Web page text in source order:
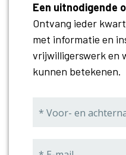
Een uitnodigende
Ontvang ieder
met informatie en
vrijwilligerswerk en
kunnen betekenen.
​​​Die
bredere impact
tussen
organisaties,
praten dan ook